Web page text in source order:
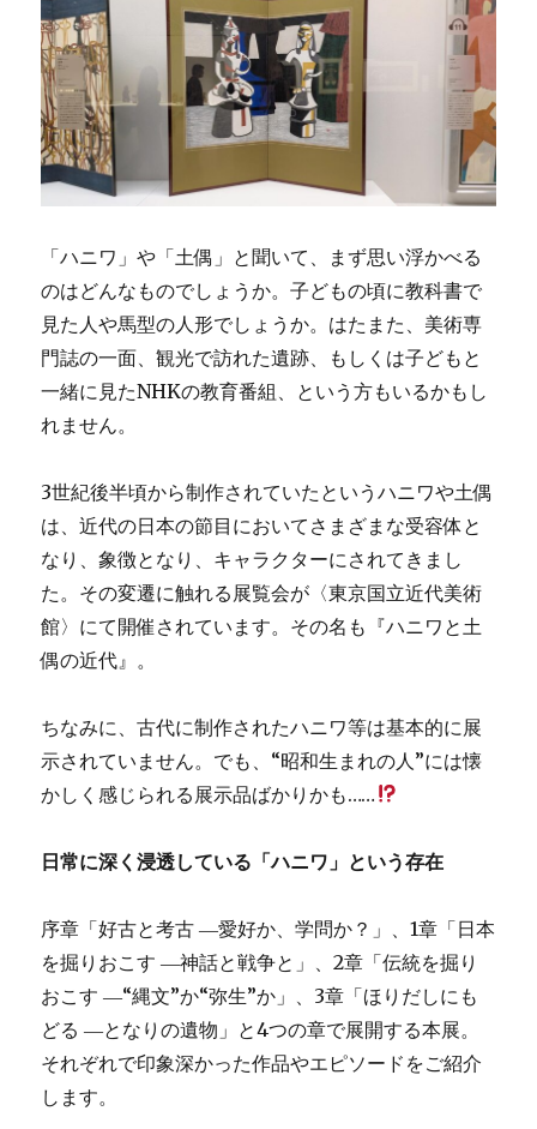
「ハニワ」や「土偶」と聞いて、まず思い浮かべる
のはどんなものでしょうか。子どもの頃に教科書で
見た人や馬型の人形でしょうか。はたまた、美術専
門誌の一面、観光で訪れた遺跡、もしくは子どもと
一緒に見たNHKの教育番組、という方もいるかもし
れません。
3世紀後半頃から制作されていたというハニワや土偶
は、近代の日本の節目においてさまざまな受容体と
なり、象徴となり、キャラクターにされてきまし
た。その変遷に触れる展覧会が〈東京国立近代美術
館〉にて開催されています。その名も『ハニワと土
偶の近代』。
ちなみに、古代に制作されたハニワ等は基本的に展
示されていません。でも、“昭和生まれの人”には懐
かしく感じられる展示品ばかりかも……
日常に深く浸透している「ハニワ」という存在
序章「好古と考古 ―愛好か、学問か？」、1章「日本
を掘りおこす ―神話と戦争と」、2章「伝統を掘り
おこす ―“縄文”か“弥生”か」、3章「ほりだしにも
どる ―となりの遺物」と4つの章で展開する本展。
それぞれで印象深かった作品やエピソードをご紹介
します。